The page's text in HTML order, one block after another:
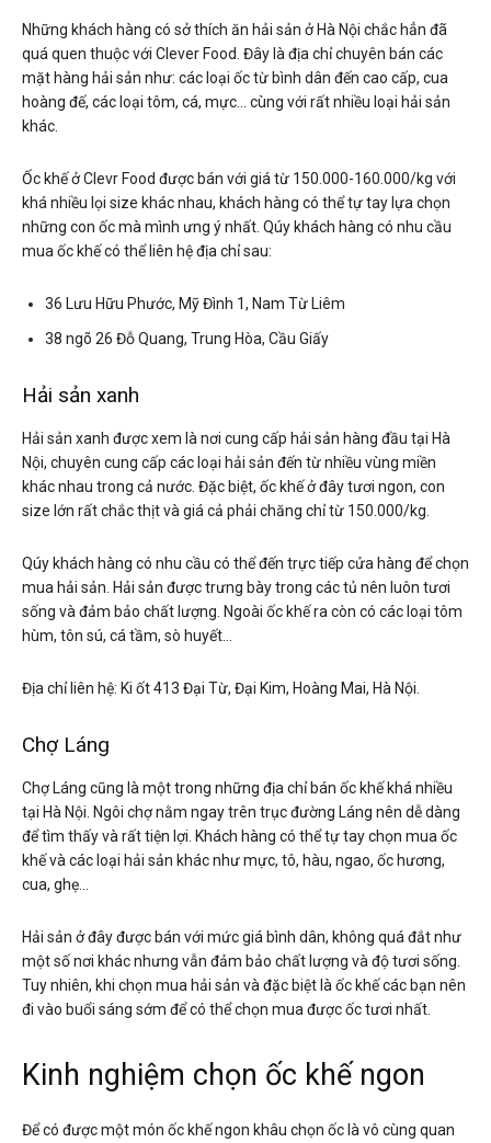
Những khách hàng có sở thích ăn hải sản ở Hà Nội chắc hẳn đã
quá quen thuộc với Clever Food. Đây là địa chỉ chuyên bán các
mặt hàng hải sản như: các loại ốc từ bình dân đến cao cấp, cua
hoàng đế, các loại tôm, cá, mực… cùng với rất nhiều loại hải sản
khác.
Ốc khế ở Clevr Food được bán với giá từ 150.000-160.000/kg với
khá nhiều lọi size khác nhau, khách hàng có thể tự tay lựa chọn
những con ốc mà mình ưng ý nhất. Qúy khách hàng có nhu cầu
mua ốc khế có thể liên hệ địa chỉ sau:
36 Lưu Hữu Phước, Mỹ Đình 1, Nam Từ Liêm
38 ngõ 26 Đỗ Quang, Trung Hòa, Cầu Giấy
Hải sản xanh
Hải sản xanh được xem là nơi cung cấp hải sản hàng đầu tại Hà
Nội, chuyên cung cấp các loại hải sản đến từ nhiều vùng miền
khác nhau trong cả nước. Đặc biệt, ốc khế ở đây tươi ngon, con
size lớn rất chắc thịt và giá cả phải chăng chỉ từ 150.000/kg.
Qúy khách hàng có nhu cầu có thể đến trực tiếp cửa hàng để chọn
mua hải sản. Hải sản được trưng bày trong các tủ nên luôn tươi
sống và đảm bảo chất lượng. Ngoài ốc khế ra còn có các loại tôm
hùm, tôn sú, cá tầm, sò huyết…
Địa chỉ liên hệ: Ki ốt 413 Đại Từ, Đại Kim, Hoàng Mai, Hà Nội.
Chợ Láng
Chợ Láng cũng là một trong những địa chỉ bán ốc khế khá nhiều
tại Hà Nội. Ngôi chợ nằm ngay trên trục đường Láng nên dễ dàng
để tìm thấy và rất tiện lợi. Khách hàng có thể tự tay chọn mua ốc
khế và các loại hải sản khác như mực, tô, hàu, ngao, ốc hương,
cua, ghẹ…
Hải sản ở đây được bán với mức giá bình dân, không quá đắt như
một số nơi khác nhưng vẫn đảm bảo chất lượng và độ tươi sống.
Tuy nhiên, khi chọn mua hải sản và đặc biệt là ốc khế các bạn nên
đi vào buổi sáng sớm để có thể chọn mua được ốc tươi nhất.
Kinh nghiệm chọn ốc khế ngon
Để có được một món ốc khế ngon khâu chọn ốc là vô cùng quan